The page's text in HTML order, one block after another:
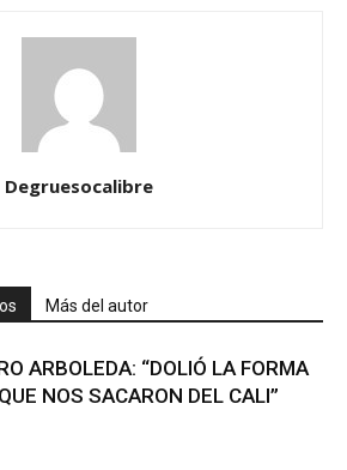
Degruesocalibre
Más del autor
ARBOLEDA: “DOLIÓ LA FORMA
NOS SACARON DEL CALI”